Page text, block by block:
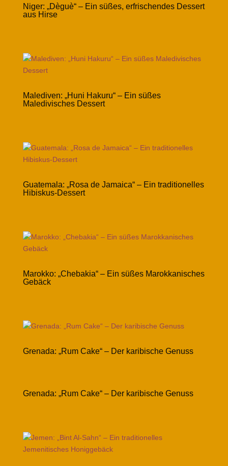
Niger: „Dèguè“ – Ein süßes, erfrischendes Dessert
aus Hirse
Malediven: „Huni Hakuru“ – Ein süßes
Maledivisches Dessert
Guatemala: „Rosa de Jamaica“ – Ein traditionelles
Hibiskus-Dessert
Marokko: „Chebakia“ – Ein süßes Marokkanisches
Gebäck
Grenada: „Rum Cake“ – Der karibische Genuss
Grenada: „Rum Cake“ – Der karibische Genuss